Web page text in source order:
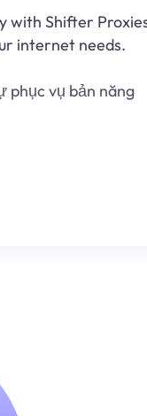
with Shifter
internet needs.
phục vụ bản năng